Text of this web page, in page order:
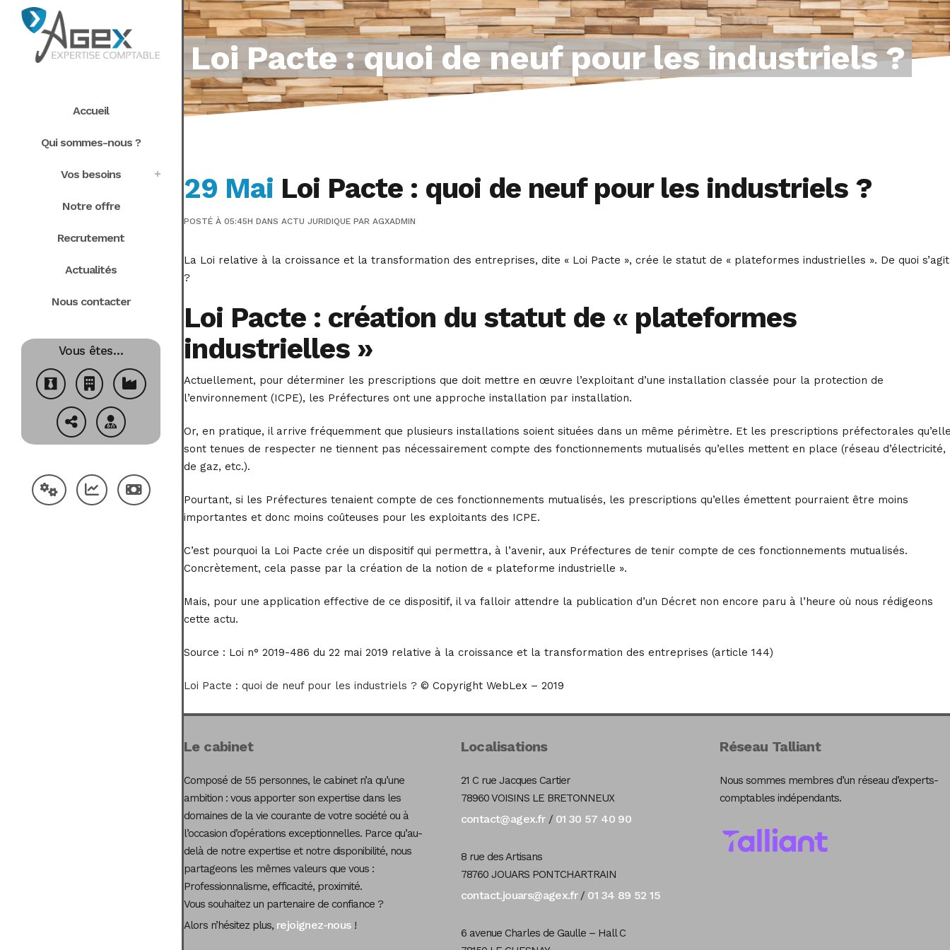
Accueil
Qui sommes-nous ?
Vos besoins
Notre offre
Recrutement
Actualités
Nous contacter
Vous êtes…
Loi Pacte : quoi de neuf pour les industriels ?
29 Mai Loi Pacte : quoi de neuf pour les industriels ?
POSTÉ À 05:45H DANS ACTU JURIDIQUE PAR AGXADMIN
La Loi relative à la croissance et la transformation des entreprises, dite « Loi Pacte », crée le statut de « plateformes industrielles ». De quoi
?
Loi Pacte : création du statut de « plateformes
industrielles »
Actuellement, pour déterminer les prescriptions que doit mettre en œuvre l’exploitant d’une installation classée pour la protection de
l’environnement (ICPE), les Préfectures ont une approche installation par installation.
Or, en pratique, il arrive fréquemment que plusieurs installations soient situées dans un même périmètre. Et les prescriptions préfectorales
sont tenues de respecter ne tiennent pas nécessairement compte des fonctionnements mutualisés qu’elles mettent en place (réseau d’électricité,
de gaz, etc.).
Pourtant, si les Préfectures tenaient compte de ces fonctionnements mutualisés, les prescriptions qu’elles émettent pourraient être moins
importantes et donc moins coûteuses pour les exploitants des ICPE.
C’est pourquoi la Loi Pacte crée un dispositif qui permettra, à l’avenir, aux Préfectures de tenir compte de ces fonctionnements mutualisés.
Concrètement, cela passe par la création de la notion de « plateforme industrielle ».
Mais, pour une application effective de ce dispositif, il va falloir attendre la publication d’un Décret non encore paru à l’heure où nous rédigeons
cette actu.
Source : Loi n° 2019-486 du 22 mai 2019 relative à la croissance et la transformation des entreprises (article 144)
Loi Pacte : quoi de neuf pour les industriels ? © Copyright WebLex – 2019
Le cabinet
Composé de 55 personnes, le cabinet n’a qu’une
ambition : vous apporter son expertise dans les
domaines de la vie courante de votre société ou à
l’occasion d’opérations exceptionnelles. Parce qu’au-
delà de notre expertise et notre disponibilité, nous
partageons les mêmes valeurs que vous :
Professionnalisme, efficacité, proximité.
Vous souhaitez un partenaire de confiance ?
Alors n’hésitez plus, rejoignez-nous!
Localisations
21 C rue Jacques Cartier
78960 VOISINS LE BRETONNEUX
contact@agex.fr/ 01 30 57 40 90
8 rue des Artisans
78760 JOUARS PONTCHARTRAIN
contact.jouars@agex.fr/ 01 34 89 52 15
6 avenue Charles de Gaulle – Hall C
Réseau Talliant
Nous sommes membres d’un réseau d’experts-
comptables indépendants.